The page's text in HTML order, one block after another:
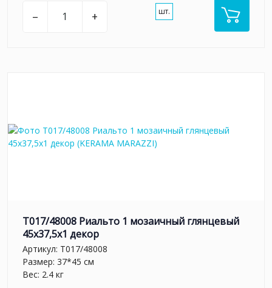
– + шт.
T017/48008 Риальто 1 мозаичный глянцевый
45x37,5x1 декор
Артикул: T017/48008
Размер: 37*45 см
Вес: 2.4 кг